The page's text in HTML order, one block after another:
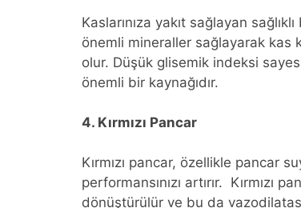
Kaslarınıza yakıt sağlayan
önemli mineraller sağlayarak kas
olur. Düşük glisemik indeksi
önemli bir kaynağıdır.
4. Kırmızı Pancar
Kırmızı pancar, özellikle pancar
performansınızı artırır.
dönüştürülür ve bu da